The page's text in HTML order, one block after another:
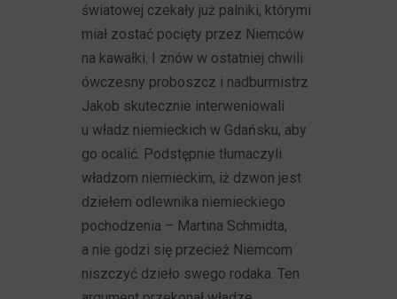
światowej czekały już palniki, którymi
miał zostać pocięty przez Niemców
na kawałki. I znów w ostatniej chwili
ówczesny proboszcz i nadburmistrz
Jakob skutecznie interweniowali
u władz niemieckich w Gdańsku, aby
go ocalić. Podstępnie tłumaczyli
władzom niemieckim, iż dzwon jest
dziełem odlewnika niemieckiego
pochodzenia – Martina Schmidta,
a nie godzi się przecież Niemcom
niszczyć dzieło swego rodaka. Ten